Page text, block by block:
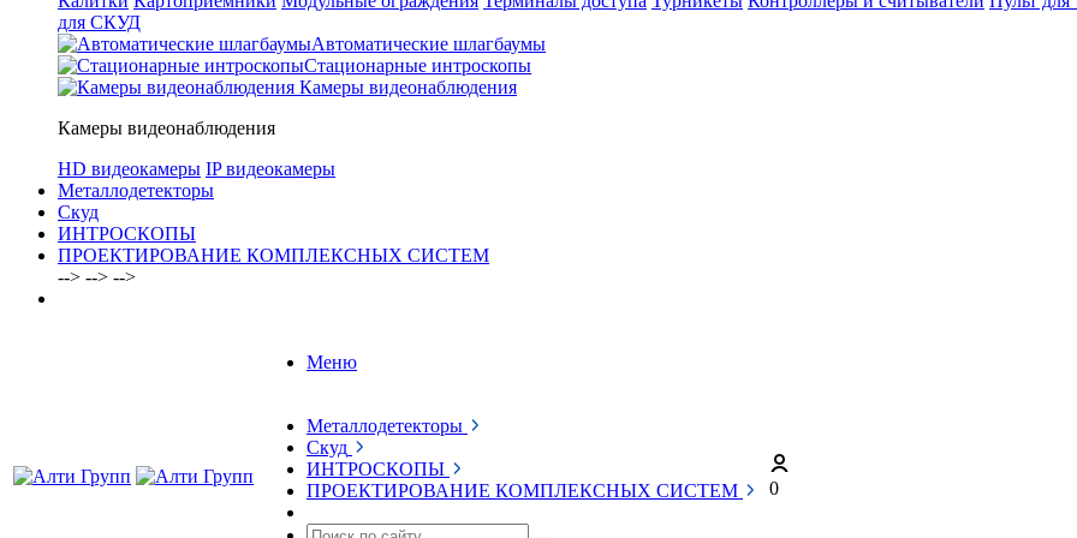
для СКУД
Автоматические шлагбаумы
Стационарные интроскопы
Камеры видеонаблюдения
Камеры видеонаблюдения
HD видеокамеры IP видеокамеры
Металлодетекторы
Скуд
ИНТРОСКОПЫ
ПРОЕКТИРОВАНИЕ КОМПЛЕКСНЫХ СИСТЕМ
--> --> -->
Меню
Металлодетекторы
Скуд
ИНТРОСКОПЫ
ПРОЕКТИРОВАНИЕ КОМПЛЕКСНЫХ СИСТЕМ
0